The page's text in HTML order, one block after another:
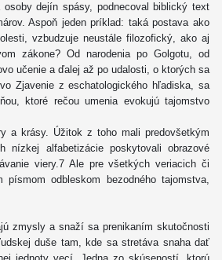
dejín spásy, podnecoval biblický text
Aspoň jeden príklad: taká postava ako
vzbudzuje neustále filozofický, ako aj
zákone? Od narodenia po Golgotu, od
učenie a ďalej až po udalosti, o ktorých sa
Zjavenie z eschatologického hľadiska, sa
ktoré rečou umenia evokujú tajomstvo
a krásy. Úžitok z toho mali predovšetkým
alfabetizácie poskytovali obrazové
viery.7 Ale pre všetkých veriacich či
odbleskom bezodného tajomstva,
zmysly a snaží sa prenikaním skutočnosti
duše tam, kde sa stretáva snaha dať